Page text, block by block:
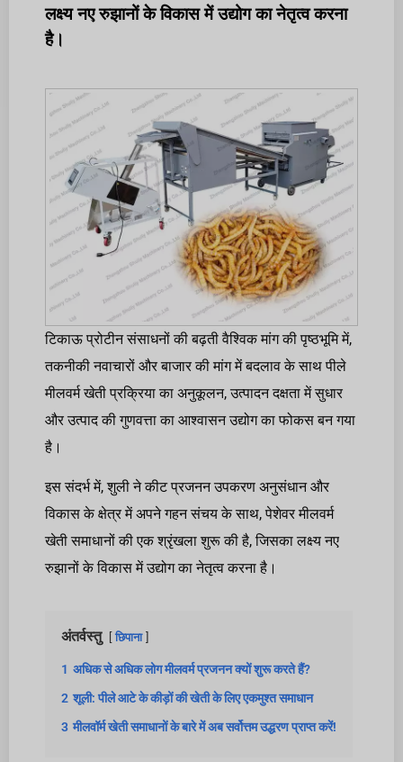
लक्ष्य नए रुझानों के विकास में उद्योग का नेतृत्व करना
है।
टिकाऊ प्रोटीन संसाधनों की बढ़ती वैश्विक मांग की पृष्ठभूमि में,
तकनीकी नवाचारों और बाजार की मांग में बदलाव के साथ पीले
मीलवर्म खेती प्रक्रिया का अनुकूलन, उत्पादन दक्षता में सुधार
और उत्पाद की गुणवत्ता का आश्वासन उद्योग का फोकस बन गया
है।
इस संदर्भ में, शुली ने कीट प्रजनन उपकरण अनुसंधान और
विकास के क्षेत्र में अपने गहन संचय के साथ, पेशेवर मीलवर्म
खेती समाधानों की एक श्रृंखला शुरू की है, जिसका लक्ष्य नए
रुझानों के विकास में उद्योग का नेतृत्व करना है।
अंतर्वस्तु छिपाना
1 अधिक से अधिक लोग मीलवर्म प्रजनन क्यों शुरू करते हैं?
2 शूली: पीले आटे के कीड़ों की खेती के लिए एकमुश्त समाधान
3 मीलवॉर्म खेती समाधानों के बारे में अब सर्वोत्तम उद्धरण प्राप्त करें!